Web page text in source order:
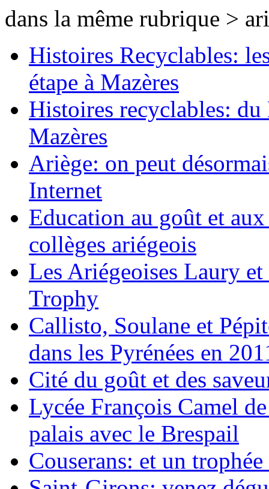
dans la même rubrique >
Histoires Recyclables:
étape à Mazères
Histoires recyclables: du
Mazères
Ariège: on peut
Internet
Education au goût et
collèges ariégeois
Les Ariégeoises Laury
Trophy
Callisto, Soulane et
dans les Pyrénées en
Cité du goût et des
Lycée François Camel
palais avec le Brespail
Couserans: et un